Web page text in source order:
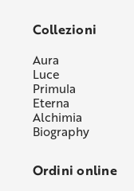
Collezioni
Aura
Luce
Primula
Eterna
Alchimia
Biography
Ordini online